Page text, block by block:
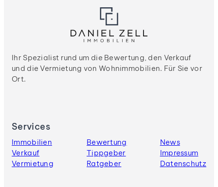
Ihr Spezialist rund um die Bewertung, den Verkauf
und die Vermietung von Wohnimmobilien. Für Sie vor
Ort.
Services
Immobilien
Verkauf
Vermietung
Bewertung
Tippgeber
Ratgeber
News
Impressum
Datenschutz